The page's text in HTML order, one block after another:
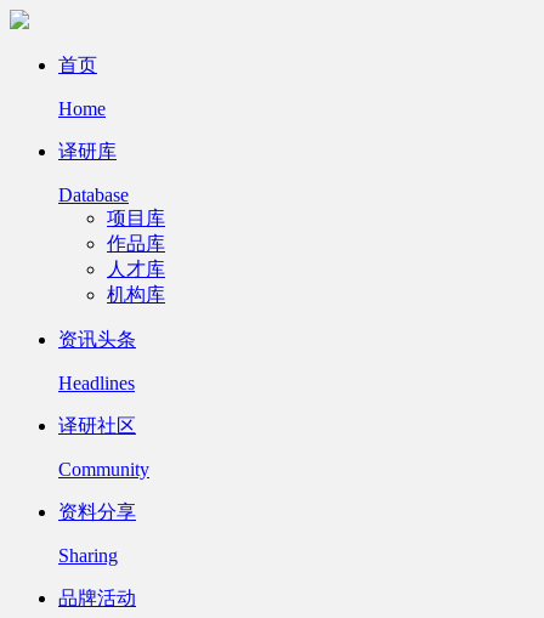
首页
Home
译研库
Database
项目库
作品库
人才库
机构库
资讯头条
Headlines
译研社区
Community
资料分享
Sharing
品牌活动